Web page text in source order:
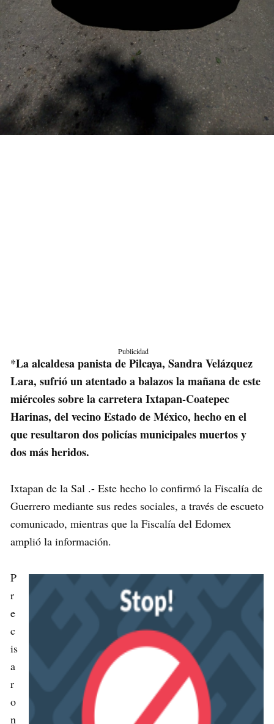
Publicidad
*La alcaldesa panista de Pilcaya, Sandra Velázquez
Lara, sufrió un atentado a balazos la mañana de este
miércoles sobre la carretera Ixtapan-Coatepec
Harinas, del vecino Estado de México, hecho en el
que resultaron dos policías municipales muertos y
dos más heridos.
Ixtapan de la Sal .- Este hecho lo confirmó la Fiscalía de
Guerrero mediante sus redes sociales, a través de escueto
comunicado, mientras que la Fiscalía del Edomex
amplió la información.
P
r
e
c
is
a
r
o
n